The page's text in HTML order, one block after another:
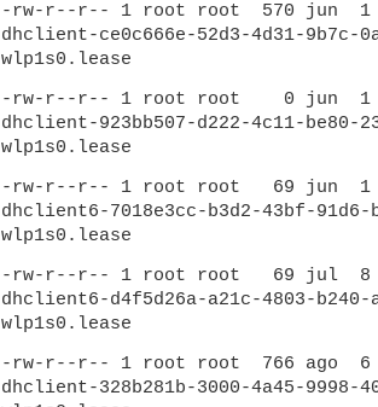
-rw-r--r-- 1 root root 570 jun 1
dhclient-ce0c666e-52d3-4d31-9b7c-
wlp1s0.lease
-rw-r--r-- 1 root root 0 jun 1
dhclient-923bb507-d222-4c11-be80-
wlp1s0.lease
-rw-r--r-- 1 root root 69 jun 1
dhclient6-7018e3cc-b3d2-43bf-91d6-
wlp1s0.lease
-rw-r--r-- 1 root root 69 jul 8
dhclient6-d4f5d26a-a21c-4803-b240-
wlp1s0.lease
-rw-r--r-- 1 root root 766 ago 6
dhclient-328b281b-3000-4a45-9998-